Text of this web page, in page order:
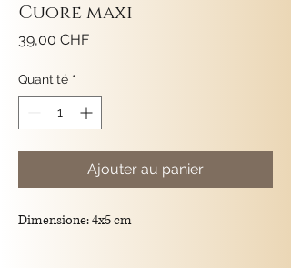
Cuore maxi
39,00 CHFPrix
Quantité *
Ajouter au panier
Dimensione: 4x5 cm